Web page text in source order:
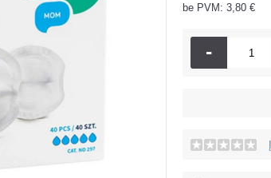
be PVM: 3,80 €
-